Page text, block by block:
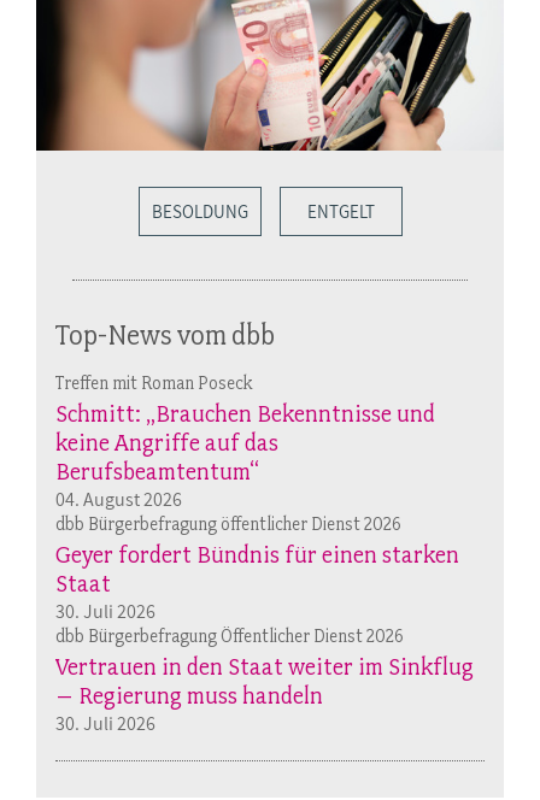
BESOLDUNG ENTGELT
Top-News vom dbb
Treffen mit Roman Poseck
Schmitt: „Brauchen Bekenntnisse und
keine Angriffe auf das
Berufsbeamtentum“
04. August 2026
dbb Bürgerbefragung öffentlicher Dienst 2026
Geyer fordert Bündnis für einen starken
Staat
30. Juli 2026
dbb Bürgerbefragung Öffentlicher Dienst 2026
Vertrauen in den Staat weiter im Sinkflug
– Regierung muss handeln
30. Juli 2026